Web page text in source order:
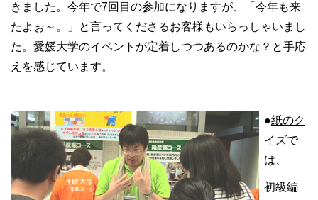
きました。今年で7回目の参加になりますが、「今年も来
たよぉ～。」と言ってくださるお客様もいらっしゃいまし
た。愛媛大学のイベントが定着しつつあるのかな？と手応
えを感じています。
●紙のク
イズで
は、
初級編